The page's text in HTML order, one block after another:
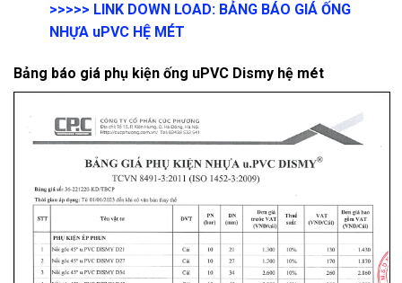
>>>>> LINK DOWN LOAD: BẢNG BÁO GIÁ ỐNG
NHỰA uPVC HỆ MÉT
Bảng báo giá phụ kiện ống uPVC Dismy hệ mét